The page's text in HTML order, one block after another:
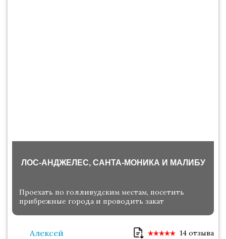
ЛОС-АНДЖЕЛЕС, САНТА-МОНИКА И МАЛИБУ
Проехать по голливудским местам, посетить
прибрежные города и проводить закат
Алексей 14 отзыва